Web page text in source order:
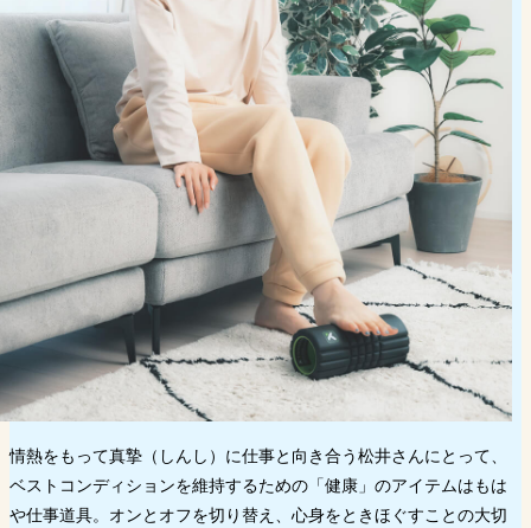
情熱をもって真摯（しんし）に仕事と向き合う松井さんにとって、
ベストコンディションを維持するための「健康」のアイテムはもは
や仕事道具。オンとオフを切り替え、心身をときほぐすことの大切